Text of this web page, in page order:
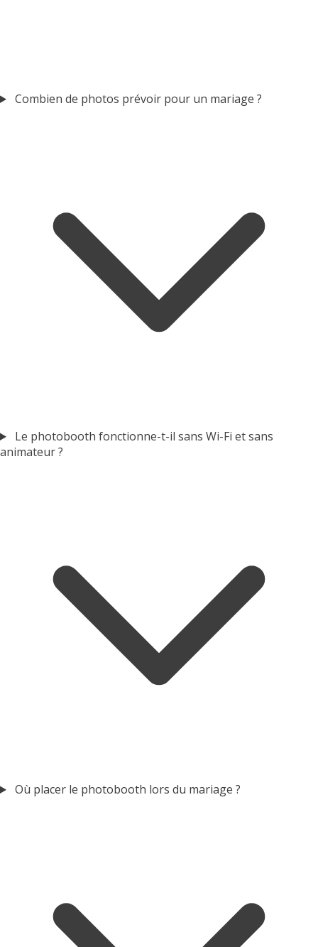
Combien de photos prévoir pour un mariage ?
Le photobooth fonctionne-t-il sans Wi-Fi et sans
animateur ?
Où placer le photobooth lors du mariage ?